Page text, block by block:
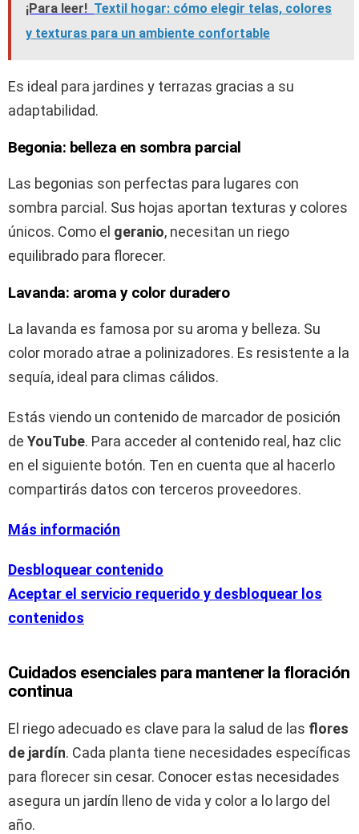
¡Para leer! Textil hogar: cómo elegir telas, colores
y texturas para un ambiente confortable
Es ideal para jardines y terrazas gracias a su
adaptabilidad.
Begonia: belleza en sombra parcial
Las begonias son perfectas para lugares con
sombra parcial. Sus hojas aportan texturas y colores
únicos. Como el geranio, necesitan un riego
equilibrado para florecer.
Lavanda: aroma y color duradero
La lavanda es famosa por su aroma y belleza. Su
color morado atrae a polinizadores. Es resistente a la
sequía, ideal para climas cálidos.
Estás viendo un contenido de marcador de posición
de YouTube. Para acceder al contenido real, haz clic
en el siguiente botón. Ten en cuenta que al hacerlo
compartirás datos con terceros proveedores.
Más información
Desbloquear contenido
Aceptar el servicio requerido y desbloquear los
contenidos
Cuidados esenciales para mantener la floración
continua
El riego adecuado es clave para la salud de las flores
de jardín. Cada planta tiene necesidades específicas
para florecer sin cesar. Conocer estas necesidades
asegura un jardín lleno de vida y color a lo largo del
año.